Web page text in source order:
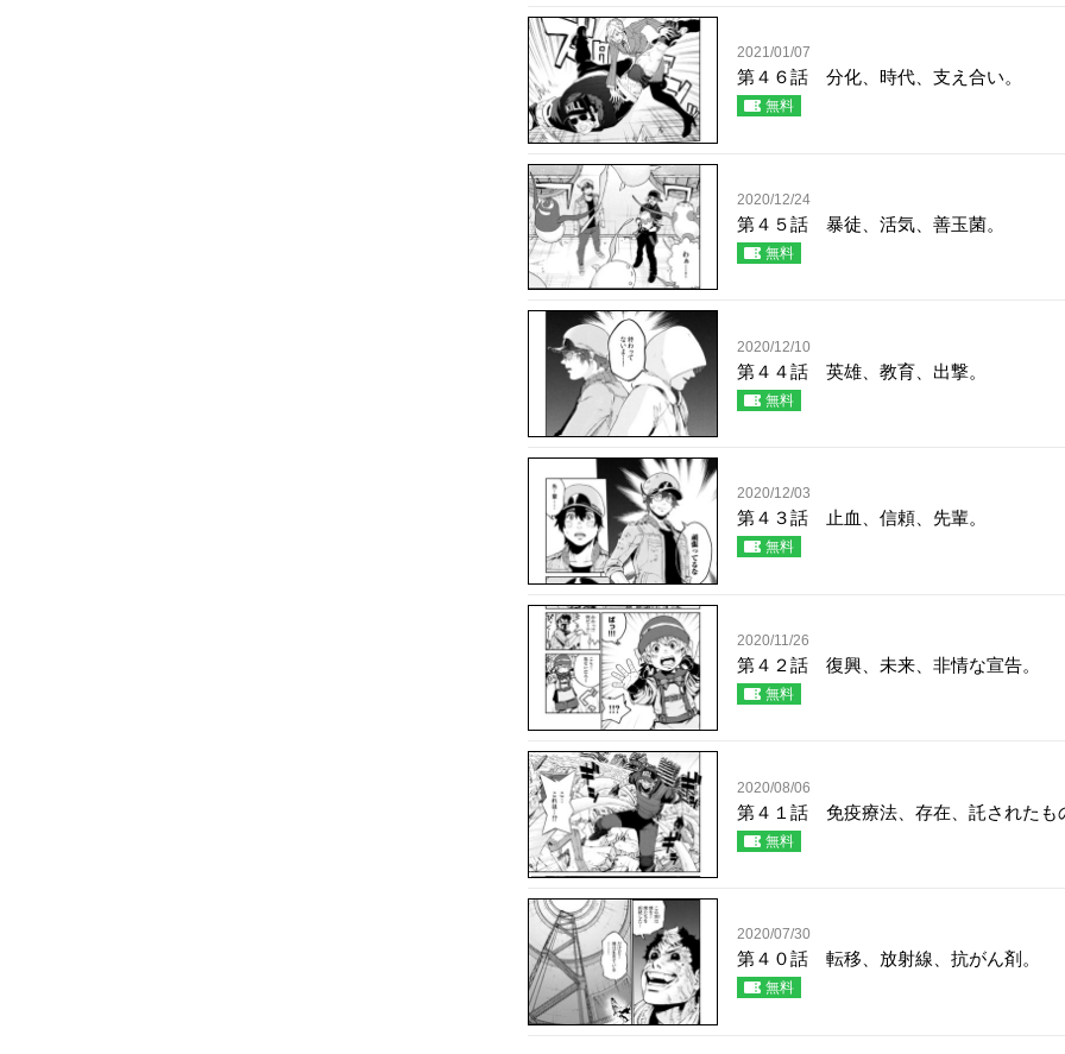
2021/01/07
第４６話 分化、時代、支え合い。
無料
2020/12/24
第４５話 暴徒、活気、善玉菌。
無料
2020/12/10
第４４話 英雄、教育、出撃。
無料
2020/12/03
第４３話 止血、信頼、先輩。
無料
2020/11/26
第４２話 復興、未来、非情な宣告。
無料
2020/08/06
第４１話 免疫療法、存在、託されたも
無料
2020/07/30
第４０話 転移、放射線、抗がん剤。
無料